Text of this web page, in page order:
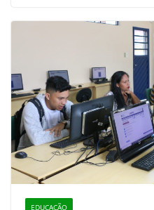
EDUCAÇÃO